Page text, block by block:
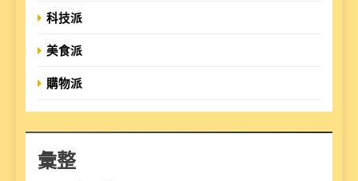
科技派
美食派
購物派
彙整